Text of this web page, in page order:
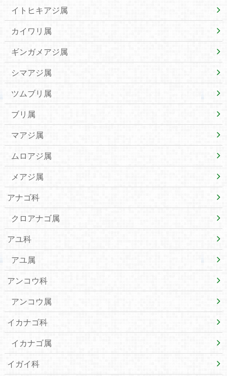
イトヒキアジ属
カイワリ属
ギンガメアジ属
シマアジ属
ツムブリ属
ブリ属
マアジ属
ムロアジ属
メアジ属
アナゴ科
クロアナゴ属
アユ科
アユ属
アンコウ科
アンコウ属
イカナゴ科
イカナゴ属
イガイ科